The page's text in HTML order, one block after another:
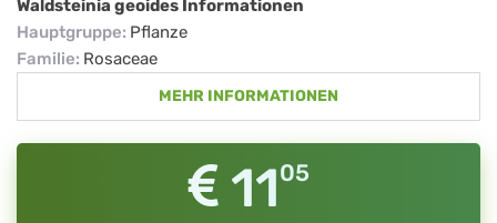
Waldsteinia geoides Informationen
Hauptgruppe: Pflanze
Familie: Rosaceae
MEHR INFORMATIONEN
1105